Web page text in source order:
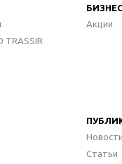
Акции
Новости
Статьи